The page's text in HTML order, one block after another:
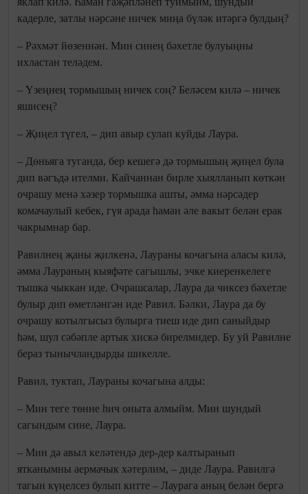
кадерле, затлы нәрсәне ничек миңа бүләк итәргә булдың?
– Рәхмәт йөзеннән. Мин синең бәхетле булуыңны
ихластан теләдем.
– Үзеңнең тормышың ничек соң? Беләсем килә – ничек
яшисең?
– Җиңел түгел, – дип авыр сулап куйды Лаура.
– Дөньяга туганда, бер кешегә дә тормышың җиңел була
дип вәгъдә ителми. Кайчаннан бирле хыялланып көткән
очрашу менә хәзер тормышка ашты, әмма нәрсәдер
комачаулый кебек, гүя арада һаман әле вакыт белән ерак
чакрымнар бар.
Равилнең җаны җилкенә, Лаураны кочагына аласы килә,
әмма Лаураның кыяфәте сагышлы, эчке киеренкелеге
тышка чыккан иде. Очрашсалар, Лаура да чиксез бәхетле
булыр дип өметләнгән иде Равил. Бәлки, Лаура да бу
очрашу котылгысыз булырга тиеш иде дип саныйдыр
һәм, шул сәбәпле артык хискә бирелмидер. Бу уй Равилне
бераз тынычландырды шикелле.
Равил, туктап, Лаураны кочагына алды:
– Мин теге төнне һич оныта алмыйм. Мин шундый
сагындым сине, Лаура.
– Мин дә авыл келәтендә дер-дер калтыранып
ятканымны аермачык хәтерлим, – диде Лаура. Равилгә
тагын күңелсез булып китте – Лаурага аның белән бергә